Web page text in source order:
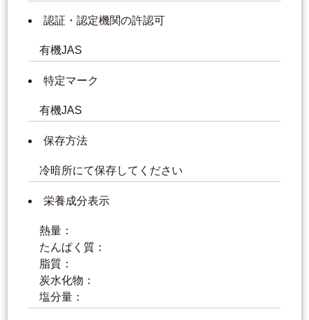
認証・認定機関の許認可
有機JAS
特定マーク
有機JAS
保存方法
冷暗所にて保存してください
栄養成分表示
熱量：
たんぱく質：
脂質：
炭水化物：
塩分量：